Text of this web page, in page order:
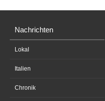
Nachrichten
Lokal
Italien
Chronik